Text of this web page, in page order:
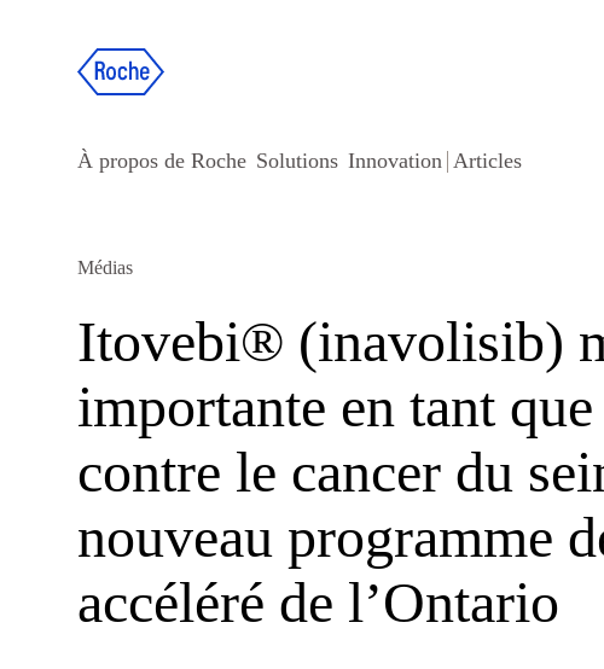
À propos de Roche Solutions Innovation Articles
Médias
Itovebi® (inavolisib)
importante en tant
contre le cancer du
nouveau programme
accéléré de l’Ontario